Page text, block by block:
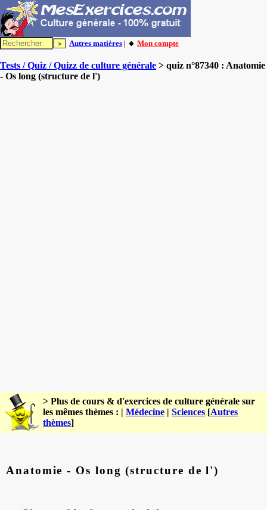
Autres matières | 🔸 Mon compte
Tests / Quiz / Quizz de culture générale > quiz n°87340 : Anatomie
- Os long (structure de l')
> Plus de cours & d'exercices de culture générale sur
les mêmes thèmes : | Médecine | Sciences [Autres
thèmes]
Anatomie - Os long (structure de l')